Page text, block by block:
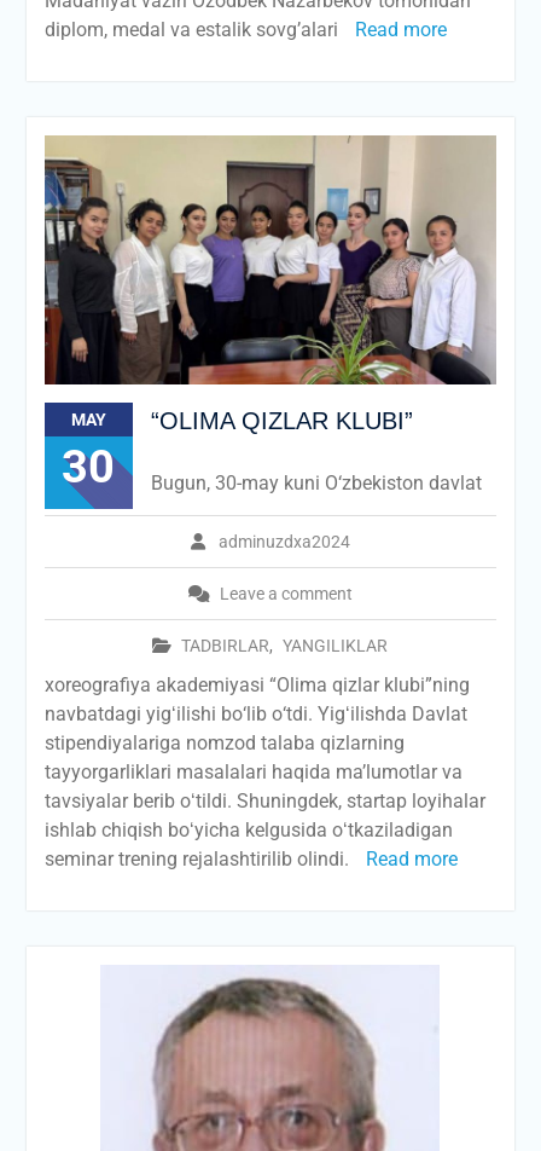
diplom, medal va estalik sovg’alari
Read more
MAY
30
“OLIMA QIZLAR KLUBI”
adminuzdxa2024
Leave a comment
TADBIRLAR, YANGILIKLAR
Bugun, 30-may kuni О‘zbekiston davlat
xoreografiya akademiyasi “Olima qizlar klubi”ning
navbatdagi yigʻilishi bо‘lib о‘tdi. Yigʻilishda Davlat
stipendiyalariga nomzod talaba qizlarning
tayyorgarliklari masalalari haqida maʼlumotlar va
tavsiyalar berib oʻtildi. Shuningdek, startap loyihalar
ishlab chiqish boʻyicha kelgusida oʻtkaziladigan
seminar trening rejalashtirilib olindi.
Read more